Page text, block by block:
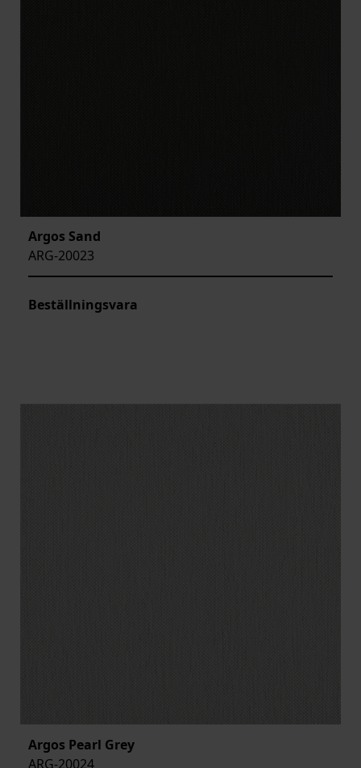
Argos Sand
ARG-20023
Beställningsvara
Argos Pearl Grey
ARG-20024